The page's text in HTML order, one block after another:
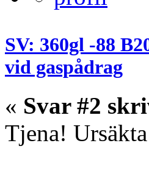
SV: 360gl -88
vid gaspådrag
« Svar #2
Tjena!